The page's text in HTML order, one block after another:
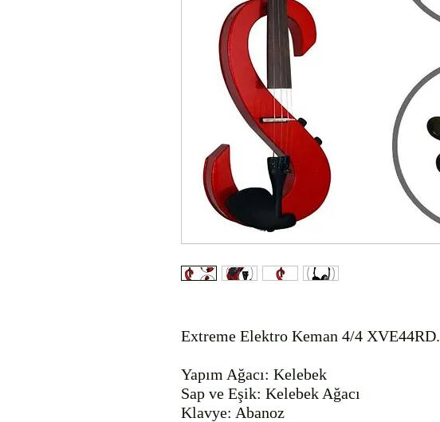
Extreme Elektro Keman 4/4 XVE44RD.
Yapım Ağacı: Kelebek
Sap ve Eşik: Kelebek Ağacı
Klavye: Abanoz